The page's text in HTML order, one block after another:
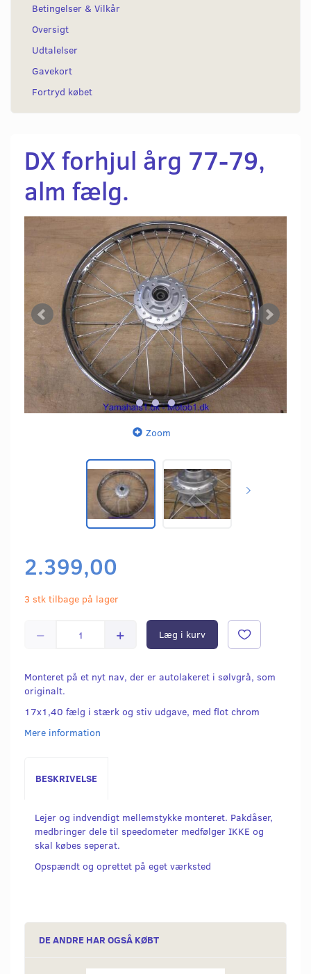
Betingelser & Vilkår
Oversigt
Udtalelser
Gavekort
Fortryd købet
DX forhjul årg 77-79,
alm fælg.
Zoom
2.399,00
3 stk tilbage på lager
Læg i kurv
Monteret på et nyt nav, der er autolakeret i sølvgrå, som
originalt.
17x1,40 fælg i stærk og stiv udgave, med flot chrom
Mere information
BESKRIVELSE
Lejer og indvendigt mellemstykke monteret. Pakdåser,
medbringer dele til speedometer medfølger IKKE og
skal købes seperat.
Opspændt og oprettet på eget værksted
DE ANDRE HAR OGSÅ KØBT